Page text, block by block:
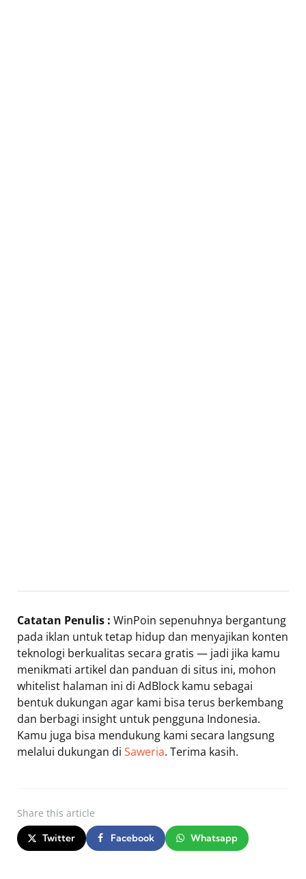
Catatan Penulis : WinPoin sepenuhnya bergantung
pada iklan untuk tetap hidup dan menyajikan konten
teknologi berkualitas secara gratis — jadi jika kamu
menikmati artikel dan panduan di situs ini, mohon
whitelist halaman ini di AdBlock kamu sebagai
bentuk dukungan agar kami bisa terus berkembang
dan berbagi insight untuk pengguna Indonesia.
Kamu juga bisa mendukung kami secara langsung
melalui dukungan di Saweria. Terima kasih.
Share this article
Twitter Facebook Whatsapp